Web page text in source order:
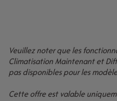
Veuillez noter que les
Climatisation Maintenant et
pas disponibles pour les
Cette offre est valable